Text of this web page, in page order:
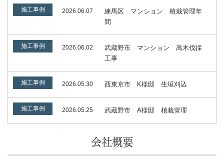
施工事例 2026.06.07
練馬区 マンション 植栽管理年
間
施工事例 2026.06.02
武蔵野市 マンション 高木伐採
工事
施工事例 2026.05.30 西東京市 K様邸 生垣刈込
施工事例 2026.05.25 武蔵野市 A様邸 植栽管理
会社概要